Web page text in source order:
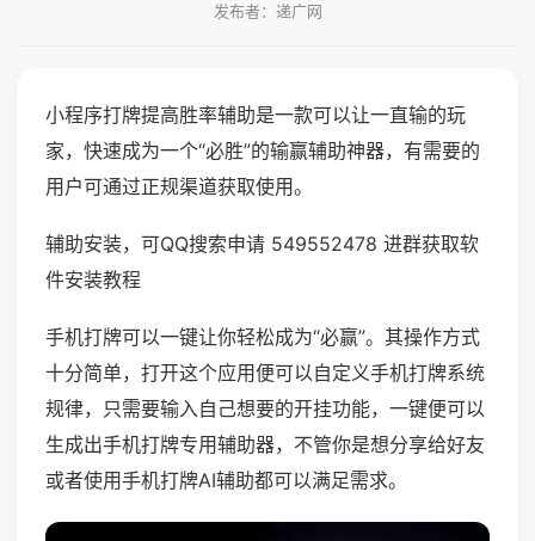
发布者：递广网
小程序打牌提高胜率辅助是一款可以让一直输的玩
家，快速成为一个“必胜”的输赢辅助神器，有需要的
用户可通过正规渠道获取使用。
辅助安装，可QQ搜索申请 549552478 进群获取软
件安装教程
手机打牌可以一键让你轻松成为“必赢”。其操作方式
十分简单，打开这个应用便可以自定义手机打牌系统
规律，只需要输入自己想要的开挂功能，一键便可以
生成出手机打牌专用辅助器，不管你是想分享给好友
或者使用手机打牌AI辅助都可以满足需求。